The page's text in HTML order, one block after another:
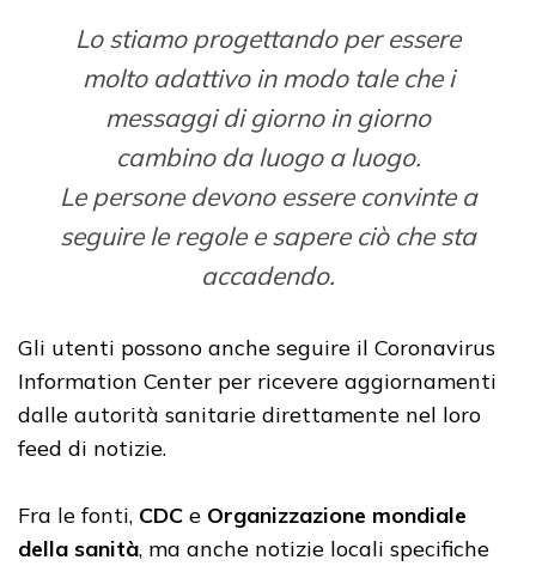
Lo stiamo progettando per essere
molto adattivo in modo tale che i
messaggi di giorno in giorno
cambino da luogo a luogo.
Le persone devono essere convinte a
seguire le regole e sapere ciò che sta
accadendo.
Gli utenti possono anche seguire il Coronavirus
Information Center per ricevere aggiornamenti
dalle autorità sanitarie direttamente nel loro
feed di notizie.
Fra le fonti, CDC e Organizzazione mondiale
della sanità, ma anche notizie locali specifiche